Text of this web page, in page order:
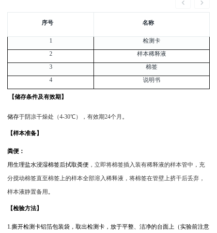
序号 名称
1
检测卡
2
样本稀释液
3
棉签
4
说明书
【储存条件及有效期】
储存于阴凉干燥处（4-30℃），有效期24个月 。
【样本准备】
粪便：
用生理盐水浸湿棉签后拭取粪便 ，立即将棉签插入装有稀释液的样本管中，充
分搅动棉签直至棉签上的样本全部溶入稀释液，将棉签在管壁上挤干后丢弃，
样本液静置备用 。
【检验方法】
1.撕开检测卡铝箔包装袋，取出检测卡，放于平整、洁净的台面上（实验前注意